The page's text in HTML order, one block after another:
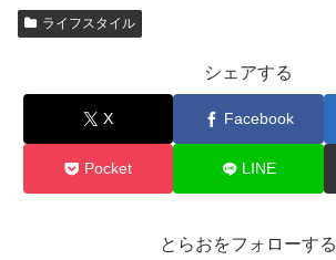
ライフスタイル
シェアする
X Facebook
Pocket LINE
とらおをフォローする